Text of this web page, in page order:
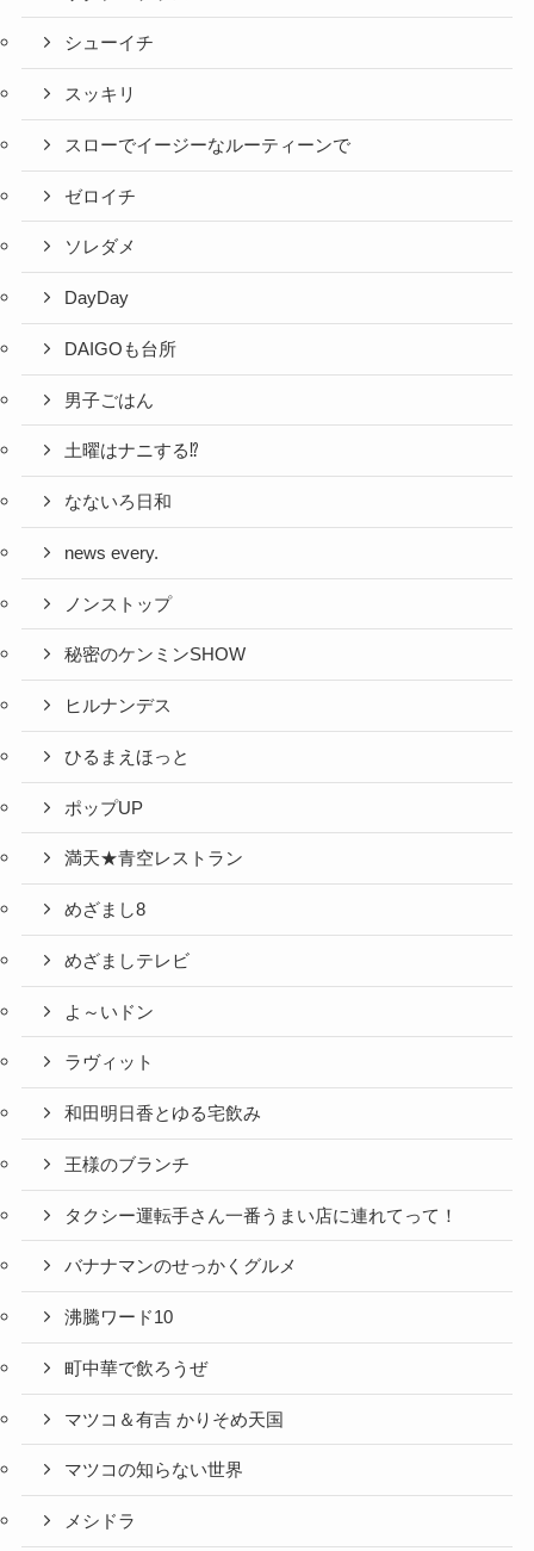
シューイチ
スッキリ
スローでイージーなルーティーンで
ゼロイチ
ソレダメ
DayDay
DAIGOも台所
男子ごはん
土曜はナニする⁉
なないろ日和
news every.
ノンストップ
秘密のケンミンSHOW
ヒルナンデス
ひるまえほっと
ポップUP
満天★青空レストラン
めざまし8
めざましテレビ
よ～いドン
ラヴィット
和田明日香とゆる宅飲み
王様のブランチ
タクシー運転手さん一番うまい店に連れてって！
バナナマンのせっかくグルメ
沸騰ワード10
町中華で飲ろうぜ
マツコ＆有吉 かりそめ天国
マツコの知らない世界
メシドラ